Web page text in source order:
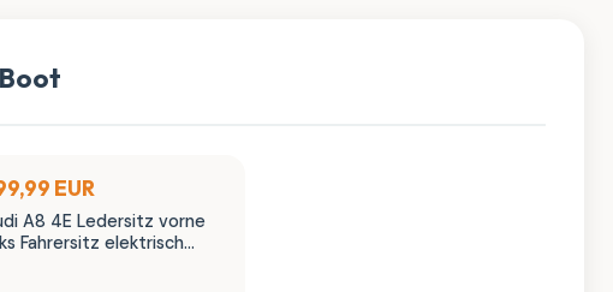
EUR
A8 4E Ledersitz vorne
Fahrersitz elektrisch